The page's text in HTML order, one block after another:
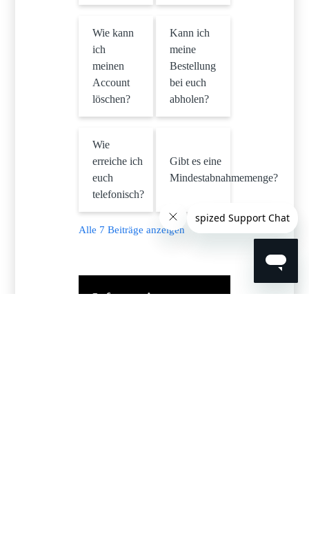
Wie kann
ich
meinen
Account
löschen?
Kann ich
meine
Bestellung
bei euch
abholen?
Wie
erreiche ich
euch
telefonisch?
Gibt es eine
Mindestabnahmemenge?
Alle 7 Beiträge anzeigen
Informationen zum